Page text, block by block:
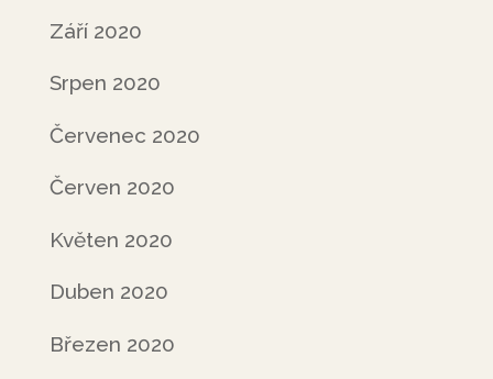
Září 2020
Srpen 2020
Červenec 2020
Červen 2020
Květen 2020
Duben 2020
Březen 2020